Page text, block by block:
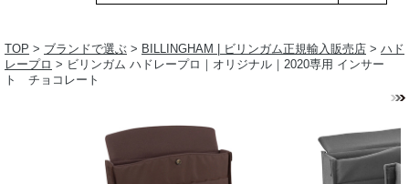
TOP > ブランドで選ぶ > BILLINGHAM | ビリンガム正規輸入販売店 > ハド
レープロ > ビリンガム ハドレープロ｜オリジナル｜2020専用 インサー
ト チョコレート